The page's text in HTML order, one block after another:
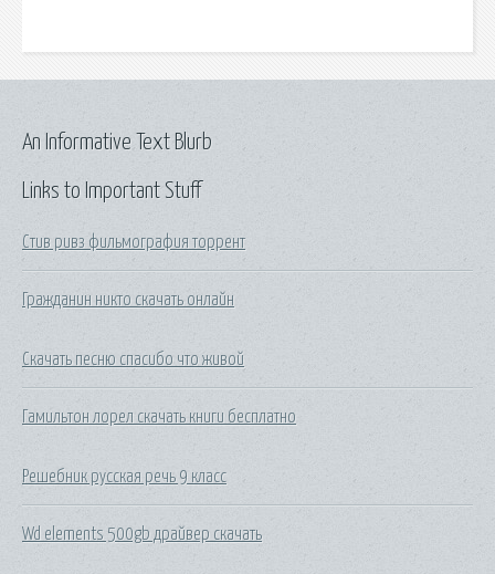
Links to Important Stuff
Стив ривз фильмография торрент
Гражданин никто скачать онлайн
Скачать песню спасибо что живой
Гамильтон лорел скачать книги бесплатно
Решебник русская речь 9 класс
Wd elements 500gb драйвер скачать
An Informative Text Blurb